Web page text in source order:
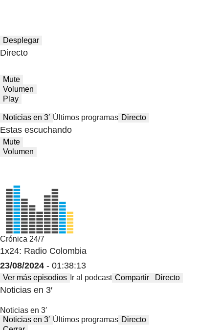
Desplegar
Directo
Mute
Volumen
Play
Noticias en 3′ Últimos programas Directo
Estas escuchando
Mute
Volumen
Crónica 24/7
1x24: Radio Colombia
23/08/2024 - 01:38:13
Ver más episodios Ir al podcast Compartir Directo
Noticias en 3′
Noticias en 3′
Noticias en 3′ Últimos programas Directo